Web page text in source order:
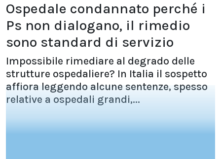
Ospedale condannato perché i
Ps non dialogano, il rimedio
sono standard di servizio
Impossibile rimediare al degrado delle
strutture ospedaliere? In Italia il sospetto
affiora leggendo alcune sentenze, spesso
relative a ospedali grandi,...